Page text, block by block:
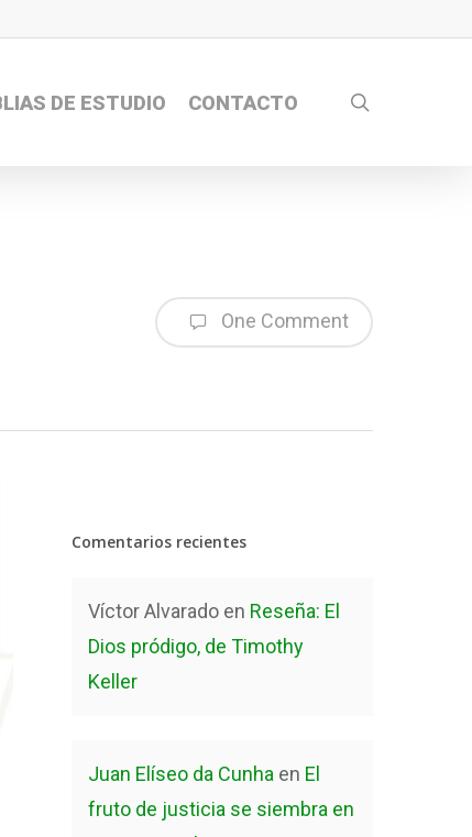
DE ESTUDIO CONTACTO
One Comment
Comentarios recientes
Víctor Alvarado en Reseña: El
Dios pródigo, de Timothy
Keller
Juan Elíseo da Cunha en El
fruto de justicia se siembra en